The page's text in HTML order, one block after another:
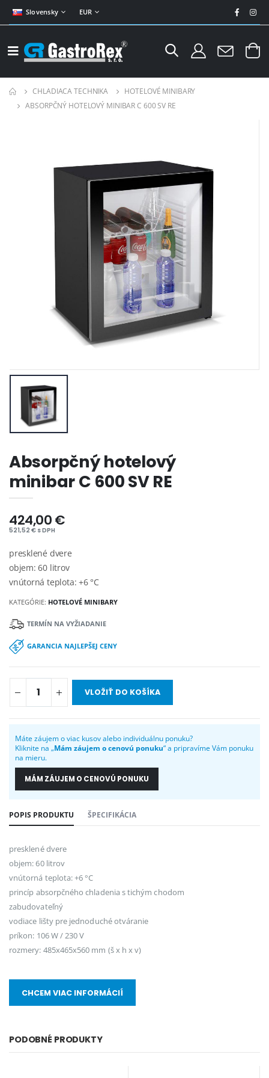
Slovensky EUR
CHLADIACA TECHNIKA
HOTELOVÉ MINIBARY
ABSORPČNÝ HOTELOVÝ MINIBAR C 600 SV RE
Absorpčný hotelový
minibar C 600 SV RE
424,00 €
521,52 € s DPH
presklené dvere
objem: 60 litrov
vnútorná teplota: +6 °C
KATEGÓRIE: HOTELOVÉ MINIBARY
TERMÍN NA VYŽIADANIE
GARANCIA NAJLEPŠEJ CENY
VLOŽIŤ DO KOŠÍKA
Máte záujem o viac kusov alebo individuálnu ponuku?
Kliknite na „Mám záujem o cenovú ponuku“ a pripravíme Vám ponuku
na mieru.
MÁM ZÁUJEM O CENOVÚ PONUKU
POPIS PRODUKTU ŠPECIFIKÁCIA
presklené dvere
objem: 60 litrov
vnútorná teplota: +6 °C
princíp absorpčného chladenia s tichým chodom
zabudovateľný
vodiace lišty pre jednoduché otváranie
príkon: 106 W / 230 V
rozmery: 485x465x560 mm (š x h x v)
CHCEM VIAC INFORMÁCIÍ
PODOBNÉ PRODUKTY